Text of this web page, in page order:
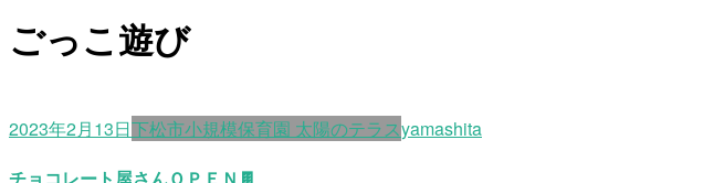
ごっこ遊び
2023年2月13日下松市小規模保育園 太陽のテラスyamashita